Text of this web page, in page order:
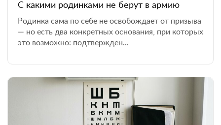
С какими родинками не берут в армию
Родинка сама по себе не освобождает от призыва
— но есть два конкретных основания, при которых
это возможно: подтвержден...